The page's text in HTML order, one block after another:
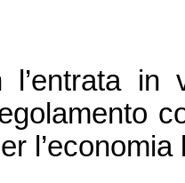
l’entrata in
l’economia